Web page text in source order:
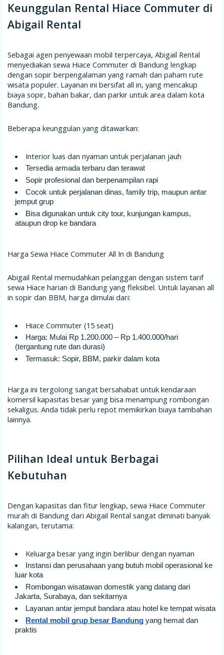
Keunggulan Rental Hiace Commuter di
Abigail Rental
Sebagai agen penyewaan mobil terpercaya, Abigail Rental
menyediakan sewa Hiace Commuter di Bandung lengkap
dengan sopir berpengalaman yang ramah dan paham rute
wisata populer. Layanan ini bersifat all in, yang mencakup
biaya sopir, bahan bakar, dan parkir untuk area dalam kota
Bandung.
Beberapa keunggulan yang ditawarkan:
Interior luas dan nyaman untuk perjalanan jauh
Tersedia armada terbaru dan terawat
Sopir profesional dan berpenampilan rapi
Cocok untuk perjalanan dinas, family trip, maupun antar
jemput grup
Bisa digunakan untuk city tour, kunjungan kampus,
ataupun drop ke bandara
Harga Sewa Hiace Commuter All In di Bandung
Abigail Rental memudahkan pelanggan dengan sistem tarif
sewa Hiace harian di Bandung yang fleksibel. Untuk layanan all
in sopir dan BBM, harga dimulai dari:
Hiace Commuter (15 seat)
Harga: Mulai Rp 1.200.000 – Rp 1.400.000/hari
(tergantung rute dan durasi)
Termasuk: Sopir, BBM, parkir dalam kota
Harga ini tergolong sangat bersahabat untuk kendaraan
komersil kapasitas besar yang bisa menampung rombongan
sekaligus. Anda tidak perlu repot memikirkan biaya tambahan
lainnya.
Pilihan Ideal untuk Berbagai
Kebutuhan
Dengan kapasitas dan fitur lengkap, sewa Hiace Commuter
murah di Bandung dari Abigail Rental sangat diminati banyak
kalangan, terutama:
Keluarga besar yang ingin berlibur dengan nyaman
Instansi dan perusahaan yang butuh mobil operasional ke
luar kota
Rombongan wisatawan domestik yang datang dari
Jakarta, Surabaya, dan sekitarnya
Layanan antar jemput bandara atau hotel ke tempat wisata
Rental mobil grup besar Bandung yang hemat dan
praktis